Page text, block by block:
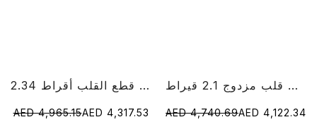
2.34 قيراط مختبر الماس قطع القلب أقراط
AED 4,965.15AED 4,317.53
خاتم الماس على شكل قلب مزدوج 2.1 قيراط
AED 4,740.69AED 4,122.34